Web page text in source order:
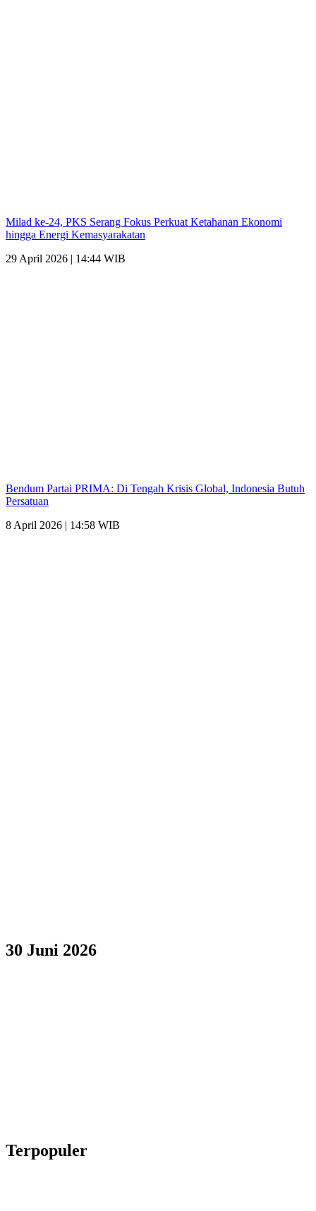
Milad ke-24, PKS Serang Fokus Perkuat Ketahanan Ekonomi
hingga Energi Kemasyarakatan
29 April 2026 | 14:44 WIB
Bendum Partai PRIMA: Di Tengah Krisis Global, Indonesia Butuh
Persatuan
8 April 2026 | 14:58 WIB
30 Juni 2026
Terpopuler